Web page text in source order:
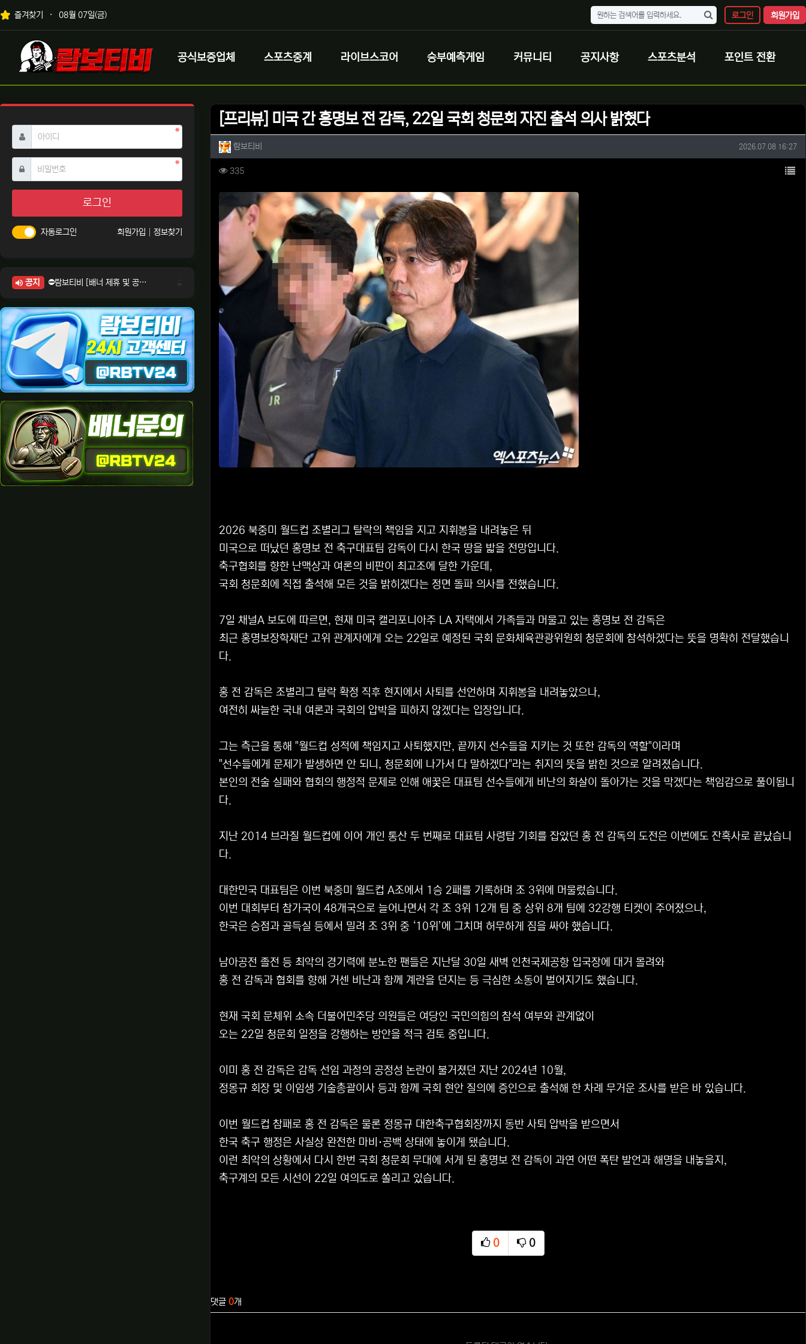
상단 네비
즐겨찾기 08월 07일(금) 로그인 회원가입
메인 메뉴
로고
공식보증업체 스포츠중계 라이브스코어 승부예측게임 커뮤니티 공지사항 스포츠분석 포인트 전환
[프리뷰] 미국 간 홍명보 전 감독, 22일 국회 청문회 자진 출석 의사 밝혔다
작성자 정보
람보티비 작성일
2026.07.08 16:27
컨텐츠 정보
335조회 목
2026 북중미 월드컵 조별리그 탈락의 책임을 지고 지휘봉을 내려놓은 뒤
미국으로 떠났던 홍명보 전 축구대표팀 감독이 다시 한국 땅을 밟을 전망입니다.
축구협회를 향한 난맥상과 여론의 비판이 최고조에 달한 가운데,
국회 청문회에 직접 출석해 모든 것을 밝히겠다는 정면 돌파 의사를 전했습니다.
7일 채널A 보도에 따르면, 현재 미국 캘리포니아주 LA 자택에서 가족들과 머물고 있는 홍명보 전 감독은
최근 홍명보장학재단 고위 관계자에게 오는 22일로 예정된 국회 문화체육관광위원회 청문회에 참석하겠다는 뜻을 명확히 전달했습니
다.
홍 전 감독은 조별리그 탈락 확정 직후 현지에서 사퇴를 선언하며 지휘봉을 내려놓았으나,
여전히 싸늘한 국내 여론과 국회의 압박을 피하지 않겠다는 입장입니다.
그는 측근을 통해 "월드컵 성적에 책임지고 사퇴했지만, 끝까지 선수들을 지키는 것 또한 감독의 역할"이라며
"선수들에게 문제가 발생하면 안 되니, 청문회에 나가서 다 말하겠다"라는 취지의 뜻을 밝힌 것으로 알려졌습니다.
본인의 전술 실패와 협회의 행정적 문제로 인해 애꿎은 대표팀 선수들에게 비난의 화살이 돌아가는 것을 막겠다는 책임감으로 풀이됩니
다.
지난 2014 브라질 월드컵에 이어 개인 통산 두 번째로 대표팀 사령탑 기회를 잡았던 홍 전 감독의 도전은 이번에도 잔혹사로 끝났습니
다.
대한민국 대표팀은 이번 북중미 월드컵 A조에서 1승 2패를 기록하며 조 3위에 머물렀습니다.
이번 대회부터 참가국이 48개국으로 늘어나면서 각 조 3위 12개 팀 중 상위 8개 팀에 32강행 티켓이 주어졌으나,
한국은 승점과 골득실 등에서 밀려 조 3위 중 ‘10위’에 그치며 허무하게 짐을 싸야 했습니다.
남아공전 졸전 등 최악의 경기력에 분노한 팬들은 지난달 30일 새벽 인천국제공항 입국장에 대거 몰려와
홍 전 감독과 협회를 향해 거센 비난과 함께 계란을 던지는 등 극심한 소동이 벌어지기도 했습니다.
현재 국회 문체위 소속 더불어민주당 의원들은 여당인 국민의힘의 참석 여부와 관계없이
오는 22일 청문회 일정을 강행하는 방안을 적극 검토 중입니다.
이미 홍 전 감독은 감독 선임 과정의 공정성 논란이 불거졌던 지난 2024년 10월,
정몽규 회장 및 이임생 기술총괄이사 등과 함께 국회 현안 질의에 증인으로 출석해 한 차례 무거운 조사를 받은 바 있습니다.
이번 월드컵 참패로 홍 전 감독은 물론 정몽규 대한축구협회장까지 동반 사퇴 압박을 받으면서
한국 축구 행정은 사실상 완전한 마비·공백 상태에 놓이게 됐습니다.
이런 최악의 상황에서 다시 한번 국회 청문회 무대에 서게 된 홍명보 전 감독이 과연 어떤 폭탄 발언과 해명을 내놓을지,
축구계의 모든 시선이 22일 여의도로 쏠리고 있습니다.
0
추천
0
비추천
댓글 0개
아이디 필수
비밀번호필수
로그인
자동로그인 회원가입 정보찾기
공지
⛔람보티비 [배너 제휴 및 공식 입점 문의 안내]
⛔람보티비 [정회원 등급UP! 안내사항]
⛔람보티비 [채팅방 이용시 주의사항]
⛔람보티비 [공식보증업체 안내]